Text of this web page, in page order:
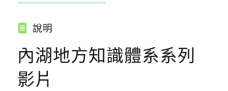
說明
內湖地方知識體系系列
影片